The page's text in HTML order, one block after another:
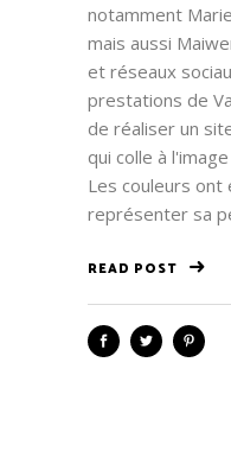
notamment
mais aussi
et réseaux
prestations de
de réaliser un
qui colle à
Les couleurs ont
représenter sa
READ POST